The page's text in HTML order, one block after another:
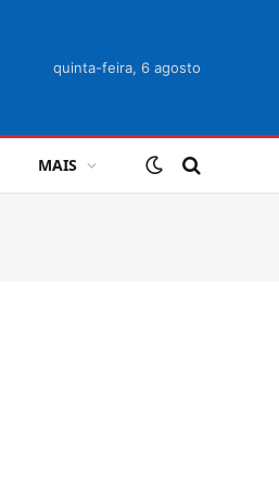
quinta-feira, 6 agosto
MAIS